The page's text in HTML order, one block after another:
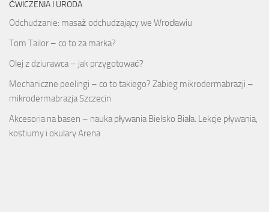
ĆWICZENIA I URODA
Odchudzanie: masaż odchudzający we Wrocławiu
Tom Tailor – co to za marka?
Olej z dziurawca – jak przygotować?
Mechaniczne peelingi – co to takiego? Zabieg mikrodermabrazji –
mikrodermabrazja Szczecin
Akcesoria na basen – nauka pływania Bielsko Biała. Lekcje pływania,
kostiumy i okulary Arena